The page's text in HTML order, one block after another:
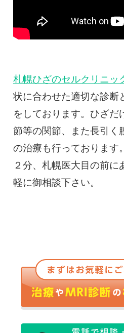
札幌ひざのセルクリニッ
状に合わせた適切な診断
をしております。ひざだ
節等の関節、また長引く
の治療も行っております
２分、札幌医大目の前に
軽に御相談下さい。